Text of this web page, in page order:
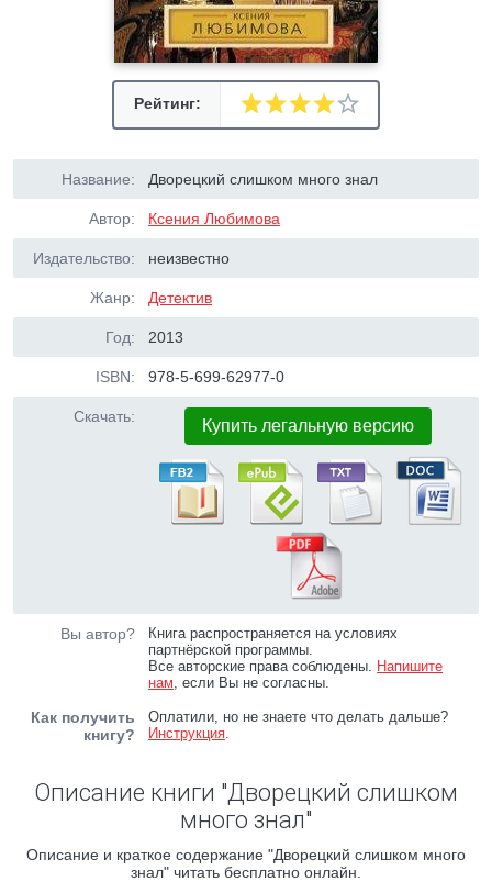
Рейтинг:
Название: Дворецкий слишком много знал
Автор: Ксения Любимова
Издательство: неизвестно
Жанр: Детектив
Год: 2013
ISBN: 978-5-699-62977-0
Скачать: Купить легальную версию
Вы автор?
Книга распространяется на условиях
партнёрской программы.
Все авторские права соблюдены. Напишите
нам, если Вы не согласны.
Как получить
книгу?
Оплатили, но не знаете что делать дальше?
Инструкция.
Описание книги "Дворецкий слишком
много знал"
Описание и краткое содержание "Дворецкий слишком много
знал" читать бесплатно онлайн.